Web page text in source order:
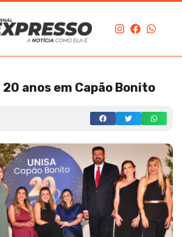
anos em Capão Bonito